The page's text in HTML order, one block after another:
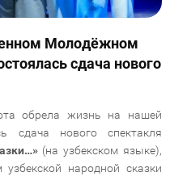
Молодёжном
сдача нового
обрела жизнь на нашей
сдача нового спектакля
(на узбекском языке),
народной сказки